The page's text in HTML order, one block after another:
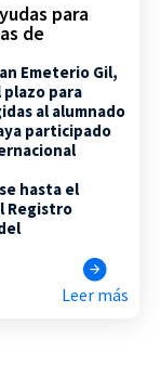
para
de
Emeterio Gil,
para
al alumnado
participado
hasta el
Registro
Leer más